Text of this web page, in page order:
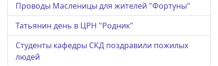
Проводы Масленицы для жителей "Фортуны"
Татьянин день в ЦРН "Родник"
Студенты кафедры СКД поздравили пожилых
людей